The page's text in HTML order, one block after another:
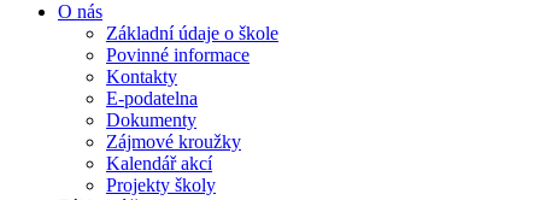
O nás
Základní údaje o škole
Povinné informace
Kontakty
E-podatelna
Dokumenty
Zájmové kroužky
Kalendář akcí
Projekty školy